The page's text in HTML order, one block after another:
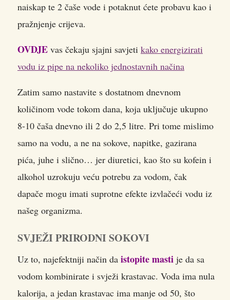
naiskap te 2 čaše vode i potaknut ćete probavu kao i
pražnjenje crijeva.
OVDJE vas čekaju sjajni savjeti kako energizirati
vodu iz pipe na nekoliko jednostavnih načina
Zatim samo nastavite s dostatnom dnevnom
količinom vode tokom dana, koja uključuje ukupno
8-10 čaša dnevno ili 2 do 2,5 litre. Pri tome mislimo
samo na vodu, a ne na sokove, napitke, gazirana
pića, juhe i slično… jer diuretici, kao što su kofein i
alkohol uzrokuju veću potrebu za vodom, čak
dapače mogu imati suprotne efekte izvlačeći vodu iz
našeg organizma.
SVJEŽI PRIRODNI SOKOVI
Uz to, najefektniji način da istopite masti je da sa
vodom kombinirate i svježi krastavac. Voda ima nula
kalorija, a jedan krastavac ima manje od 50, što